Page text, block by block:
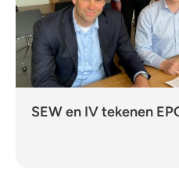
SEW en IV tekenen